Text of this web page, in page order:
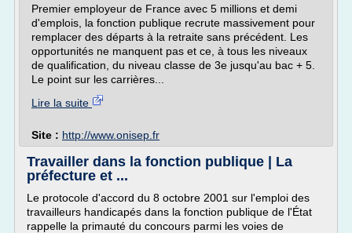
Premier employeur de France avec 5 millions et demi
d'emplois, la fonction publique recrute massivement pour
remplacer des départs à la retraite sans précédent. Les
opportunités ne manquent pas et ce, à tous les niveaux
de qualification, du niveau classe de 3e jusqu'au bac + 5.
Le point sur les carrières...
Lire la suite
Site : http://www.onisep.fr
Travailler dans la fonction publique | La
préfecture et ...
Le protocole d'accord du 8 octobre 2001 sur l'emploi des
travailleurs handicapés dans la fonction publique de l'État
rappelle la primauté du concours parmi les voies de